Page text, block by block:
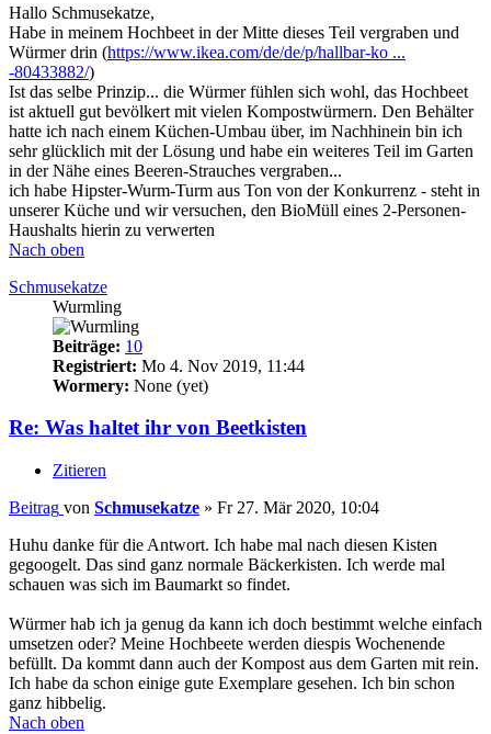
Hallo Schmusekatze,
Habe in meinem Hochbeet in der Mitte dieses Teil vergraben und
Würmer drin (https://www.ikea.com/de/de/p/hallbar-ko ...
-80433882/)
Ist das selbe Prinzip... die Würmer fühlen sich wohl, das Hochbeet
ist aktuell gut bevölkert mit vielen Kompostwürmern. Den Behälter
hatte ich nach einem Küchen-Umbau über, im Nachhinein bin ich
sehr glücklich mit der Lösung und habe ein weiteres Teil im Garten
in der Nähe eines Beeren-Strauches vergraben...
ich habe Hipster-Wurm-Turm aus Ton von der Konkurrenz - steht in
unserer Küche und wir versuchen, den BioMüll eines 2-Personen-
Haushalts hierin zu verwerten
Nach oben
Schmusekatze
Wurmling
Beiträge: 10
Registriert: Mo 4. Nov 2019, 11:44
Wormery: None (yet)
Re: Was haltet ihr von Beetkisten
Zitieren
Beitrag von Schmusekatze » Fr 27. Mär 2020, 10:04
Huhu danke für die Antwort. Ich habe mal nach diesen Kisten
gegoogelt. Das sind ganz normale Bäckerkisten. Ich werde mal
schauen was sich im Baumarkt so findet.
Würmer hab ich ja genug da kann ich doch bestimmt welche einfach
umsetzen oder? Meine Hochbeete werden diespis Wochenende
befüllt. Da kommt dann auch der Kompost aus dem Garten mit rein.
Ich habe da schon einige gute Exemplare gesehen. Ich bin schon
ganz hibbelig.
Nach oben